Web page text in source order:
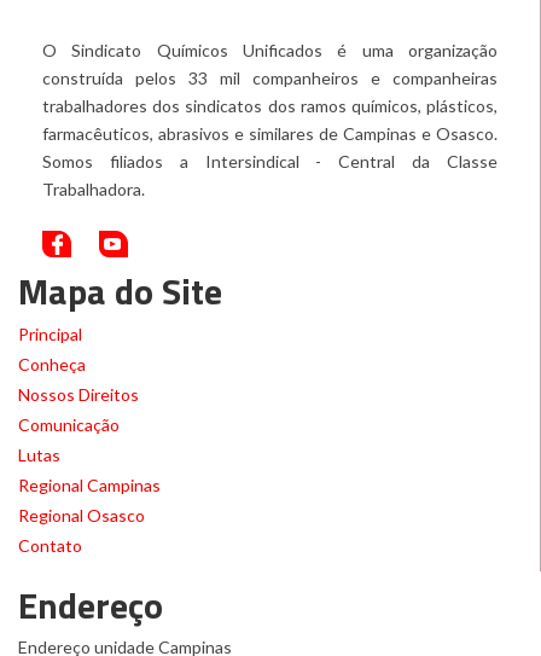
O Sindicato Químicos Unificados é uma organização
construída pelos 33 mil companheiros e companheiras
trabalhadores dos sindicatos dos ramos químicos, plásticos,
farmacêuticos, abrasivos e similares de Campinas e Osasco.
Somos filiados a Intersindical - Central da Classe
Trabalhadora.
Mapa do Site
Principal
Conheça
Nossos Direitos
Comunicação
Lutas
Regional Campinas
Regional Osasco
Contato
Endereço
Endereço unidade Campinas